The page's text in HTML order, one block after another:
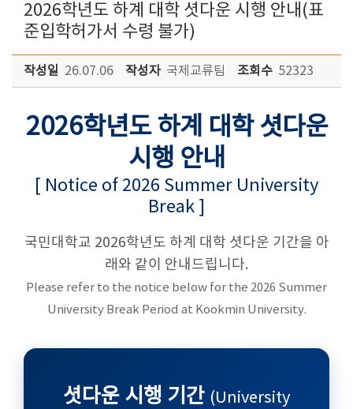
2026학년도 하계 대학 셧다운 시행 안내(표
준입학허가서 수령 불가)
작성일 26.07.06 작성자 국제교류팀 조회수 52323
2026학년도 하계 대학 셧다운
시행 안내
[ Notice of 2026 Summer University
Break ]
국민대학교 2026학년도 하계 대학 셧다운 기간을 아
래와 같이 안내드립니다.
Please refer to the notice below for the 2026 Summer
University Break Period at Kookmin University.
셧다운 시행 기간 (University